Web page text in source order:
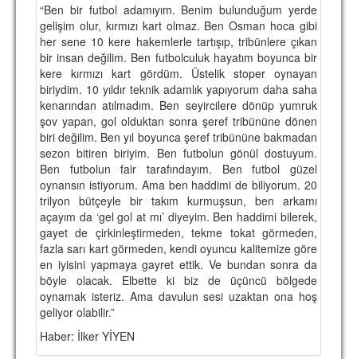
TARİHÇE
TARİHİ BAŞARILAR
BASINDAN
KUPA MAÇLARI
ESKi BAŞKANLAR
ESKİ HOCALAR
HAKKIMIZDA
MİSYON
HAKKIMIZDA
İRTİBAT
SİTE İSTATİSTİKLERİ
REKLAM YAYINI
“Ben bir futbol adamıyım. Benim bulunduğum yerde
gelişim olur, kırmızı kart olmaz. Ben Osman hoca gibi
her sene 10 kere hakemlerle tartışıp, tribünlere çıkan
bir insan değilim. Ben futbolculuk hayatım boyunca bir
kere kırmızı kart gördüm. Üstelik stoper oynayan
biriydim. 10 yıldır teknik adamlık yapıyorum daha saha
kenarından atılmadım. Ben seyircilere dönüp yumruk
şov yapan, gol olduktan sonra şeref tribününe dönen
biri değilim. Ben yıl boyunca şeref tribününe bakmadan
sezon bitiren biriyim. Ben futbolun gönül dostuyum.
Ben futbolun fair tarafındayım. Ben futbol güzel
oynansın istiyorum. Ama ben haddimi de biliyorum. 20
trilyon bütçeyle bir takım kurmuşsun, ben arkamı
açayım da ‘gel gol at mı’ diyeyim. Ben haddimi bilerek,
gayet de çirkinleştirmeden, tekme tokat görmeden,
fazla sarı kart görmeden, kendi oyuncu kalitemize göre
en iyisini yapmaya gayret ettik. Ve bundan sonra da
böyle olacak. Elbette ki biz de üçüncü bölgede
oynamak isteriz. Ama davulun sesi uzaktan ona hoş
geliyor olabilir.”
Haber: İlker YİYEN